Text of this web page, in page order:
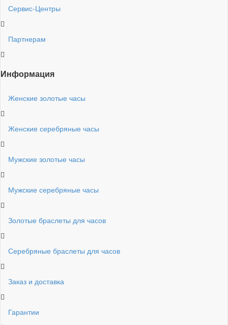
Сервис-Центры
Партнерам
Информация
Женские золотые часы
Женские серебряные часы
Мужские золотые часы
Мужские серебряные часы
Золотые браслеты для часов
Серебряные браслеты для часов
Заказ и доставка
Гарантии